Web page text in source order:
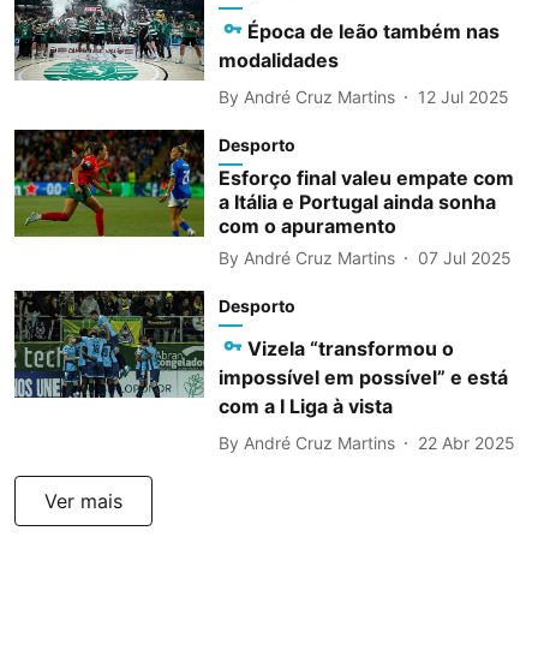
Época de leão também nas
modalidades
By André Cruz Martins 12 Jul 2025
Desporto
Esforço final valeu empate com
a Itália e Portugal ainda sonha
com o apuramento
By André Cruz Martins 07 Jul 2025
Desporto
Vizela “transformou o
impossível em possível” e está
com a I Liga à vista
By André Cruz Martins 22 Abr 2025
Ver mais